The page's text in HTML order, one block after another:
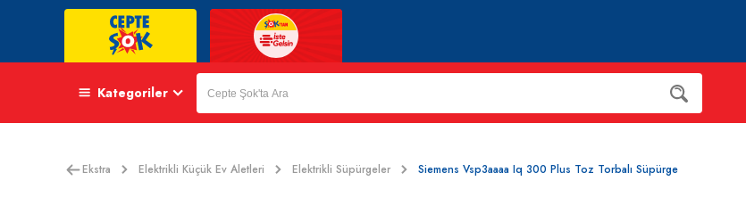
Kategoriler
Ekstra Elektrikli Küçük Ev Aletleri Elektrikli Süpürgeler Siemens Vsp3aaaa Iq 300 Plus Toz Torbalı Süpürge